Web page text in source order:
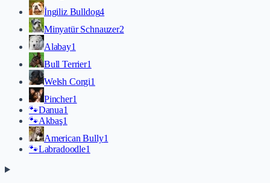
İngiliz Bulldog4
Minyatür Schnauzer2
Alabay1
Bull Terrier1
Welsh Corgi1
Pincher1
🐾Danua1
🐾Akbaş1
American Bully1
🐾Labradoodle1